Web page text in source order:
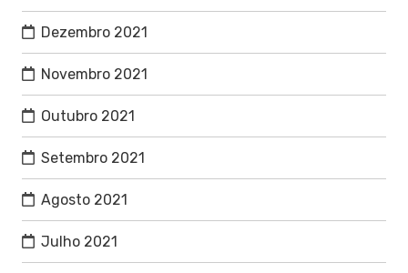
Dezembro 2021
Novembro 2021
Outubro 2021
Setembro 2021
Agosto 2021
Julho 2021